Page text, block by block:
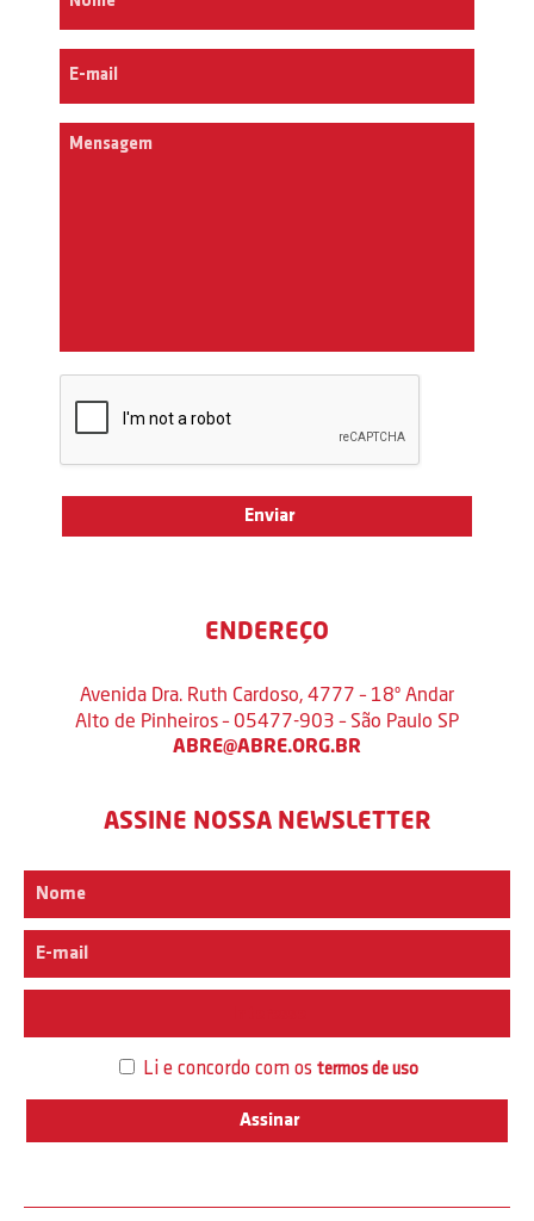
ENDEREÇO
Avenida Dra. Ruth Cardoso, 4777 – 18º Andar
Alto de Pinheiros – 05477-903 – São Paulo SP
ABRE@ABRE.ORG.BR
ASSINE NOSSA NEWSLETTER
Li e concordo com os termos de uso